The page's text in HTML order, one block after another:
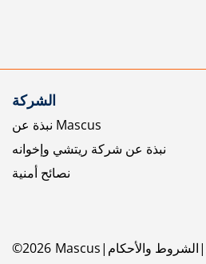
الشركة
نبذة عن Mascus
نبذة عن شركة ريتشي وإخوانه
نصائح أمنية
©2026 Mascus الشروط والأحكام